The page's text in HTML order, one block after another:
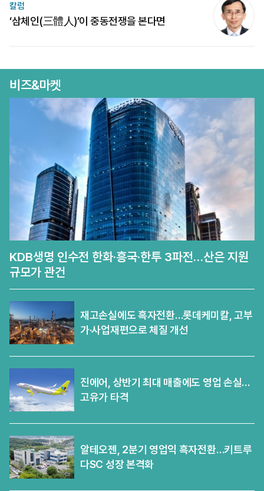
칼럼
‘삼체인(三體人)’이 중동전쟁을 본다면
비즈&마켓
KDB생명 인수전 한화·흥국·한투 3파전…산은 지원
규모가 관건
재고손실에도 흑자전환…롯데케미칼, 고부
가·사업재편으로 체질 개선
진에어, 상반기 최대 매출에도 영업 손실…
고유가 타격
알테오젠, 2분기 영업익 흑자전환…키트루
다SC 성장 본격화